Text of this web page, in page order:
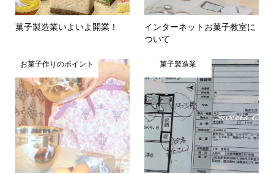
菓子製造業いよいよ開業！
インターネットお菓子教室に
ついて
お菓子作りのポイント 菓子製造業